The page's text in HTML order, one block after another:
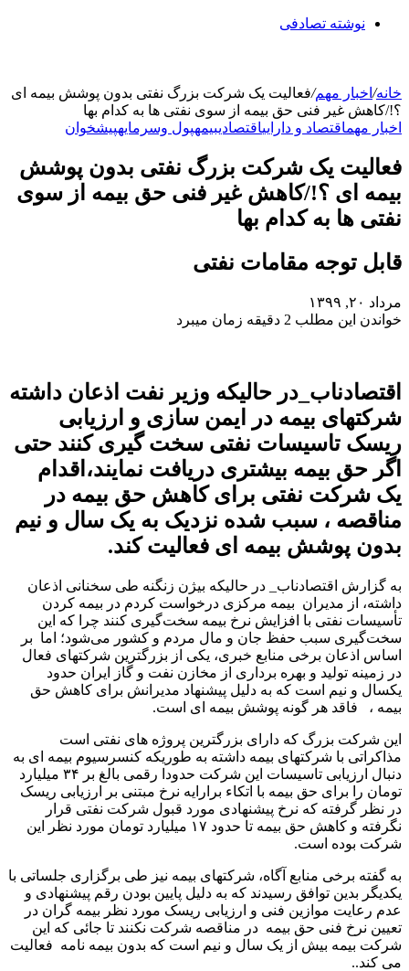
نوشته تصادفی
خانه/ اخبار مهم/فعالیت یک شرکت بزرگ نفتی بدون پوشش بیمه ای
؟!/کاهش غیر فنی حق بیمه از سوی نفتی ها به کدام بها
اخبار مهماقتصاد و داراییاقتصادیبیمهپول وسرمایهپیشخوان
فعالیت یک شرکت بزرگ نفتی بدون پوشش
بیمه ای ؟!/کاهش غیر فنی حق بیمه از سوی
نفتی ها به کدام بها
قابل توجه مقامات نفتی
مرداد ۲۰, ۱۳۹۹
خواندن این مطلب 2 دقیقه زمان میبرد
اقتصادناب_در حالیکه وزیر نفت اذعان داشته
شرکتهای بیمه در ایمن سازی و ارزیابی
ریسک تاسیسات نفتی سخت گیری کنند حتی
اگر حق بیمه بیشتری دریافت نمایند،اقدام
یک شرکت نفتی برای کاهش حق بیمه در
مناقصه ، سبب شده نزدیک به یک سال و نیم
بدون پوشش بیمه ای فعالیت کند.
به گزارش اقتصادناب_ در حالیکه بیژن زنگنه طی سخنانی اذعان
داشته، از مدیران بیمه مرکزی درخواست کردم در بیمه کردن
تأسیسات نفتی با افزایش نرخ بیمه سخت‌گیری کنند چرا که این
سخت‌گیری سبب حفظ جان و مال مردم و کشور می‌شود؛ اما بر
اساس اذعان برخی منابع خبری، یکی از بزرگترین شرکتهای فعال
در زمینه تولید و بهره برداری از مخازن نفت و گاز ایران حدود
یکسال و نیم است که به دلیل پیشنهاد مدیرانش برای کاهش حق
بیمه ، فاقد هر گونه پوشش بیمه ای است.
این شرکت بزرگ که دارای بزرگترین پروژه های نفتی است
مذاکراتی با شرکتهای بیمه داشته به طوریکه کنسرسیوم بیمه ای به
دنبال ارزیابی تاسیسات این شرکت حدودا رقمی بالغ بر ۳۴ میلیارد
تومان را برای حق بیمه با اتکاء برارایه نرخ مبتنی بر ارزیابی ریسک
در نظر گرفته که نرخ پیشنهادی مورد قبول شرکت نفتی قرار
نگرفته و کاهش حق بیمه تا حدود ۱۷ میلیارد تومان مورد نظر این
شرکت بوده است.
به گفته برخی منابع آگاه، شرکتهای بیمه نیز طی برگزاری جلساتی با
یکدیگر بدین توافق رسیدند که به دلیل پایین بودن رقم پیشنهادی و
عدم رعایت موازین فنی و ارزیابی ریسک مورد نظر بیمه گران در
تعیین نرخ فنی حق بیمه در مناقصه شرکت نکنند تا جائی که این
شرکت بیمه بیش از یک سال و نیم است که بدون بیمه نامه فعالیت
می کند..